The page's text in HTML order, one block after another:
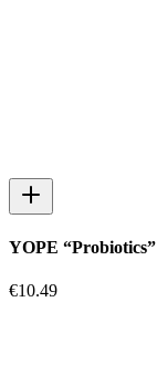
YOPE
€10.49